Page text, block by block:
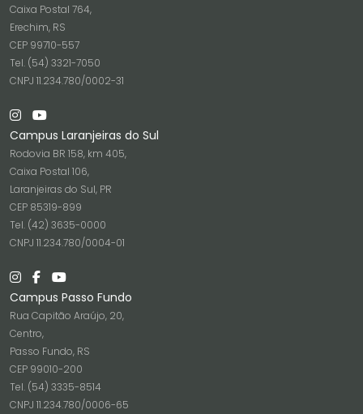
Caixa Postal 764,
Erechim, RS
CEP 99710-557
Tel. (54) 3321-7050
CNPJ 11.234.780/0002-31
Campus Laranjeiras do Sul
Rodovia BR 158, km 405,
Caixa Postal 106,
Laranjeiras do Sul, PR
CEP 85319-899
Tel. (42) 3635-0000
CNPJ 11.234.780/0004-01
Campus Passo Fundo
Rua Capitão Araújo, 20,
Centro,
Passo Fundo, RS
CEP 99010-200
Tel. (54) 3335-8514
CNPJ 11.234.780/0006-65